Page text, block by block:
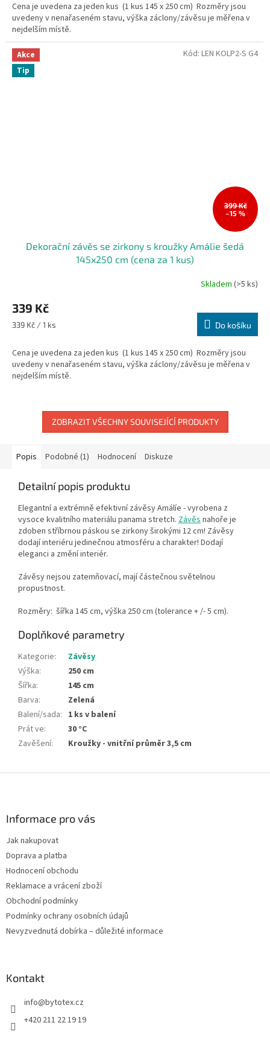
Cena je uvedena za jeden kus (1 kus 145 x 250 cm) Rozměry jsou
uvedeny v nenařaseném stavu, výška záclony/závěsu je měřena v
nejdelším místě.
Akce
Tip
399 Kč
–15 %
Dekorační závěs se zirkony s kroužky Amálie šedá
145x250 cm (cena za 1 kus)
Skladem (>5 ks)
339 Kč
Měrná
339 Kč / 1 ks Do košíku
Cena je uvedena za jeden kus (1 kus 145 x 250 cm) Rozměry jsou
uvedeny v nenařaseném stavu, výška záclony/závěsu je měřena v
nejdelším místě.
Kód: LEN KOLP2-S G4
ZOBRAZIT VŠECHNY SOUVISEJÍCÍ PRODUKTY
Popis Podobné (1) Hodnocení Diskuze
Detailní popis produktu
Elegantní a extrémně efektivní závěsy Amálíe - vyrobena z
vysoce kvalitního materiálu panama stretch. Závěsnahoře je
zdoben stříbrnou páskou se zirkony širokými 12 cm! Závěsy
dodají interiéru jedinečnou atmosféru a charakter! Dodají
eleganci a změní interiér.
Závěsy nejsou zatemňovací, mají částečnou světelnou
propustnost.
Rozměry: šířka 145 cm, výška 250 cm (tolerance + /- 5 cm).
Doplňkové parametry
Kategorie:
Závěsy
Výška:
250 cm
Šířka:
145 cm
Barva:
Zelená
Balení/sada: 1 ks v balení
Prát ve:
30 °C
Zavěšení: Kroužky - vnitřní průměr 3,5 cm
Informace pro vás
Jak nakupovat
Doprava a platba
Hodnocení obchodu
Reklamace a vrácení zboží
Obchodní podmínky
Podmínky ochrany osobních údajů
Nevyzvednutá dobírka – důležité informace
Kontakt
info@bytotex.cz
+420 211 22 19 19